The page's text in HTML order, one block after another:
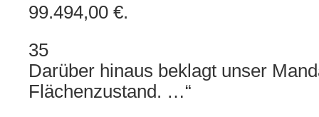
99.494,00 €.
35
Darüber hinaus beklagt unser
Flächenzustand. …“